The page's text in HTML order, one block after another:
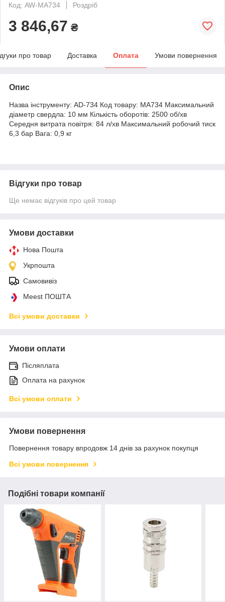
Код: AW-MA734
Роздріб
3 846,67 ₴
про товар Доставка Оплата Умови повернення
Опис
Назва інструменту: AD-734 Код товару: MA734 Максимальний
діаметр свердла: 10 мм Кількість оборотів: 2500 об/хв
Середня витрата повітря: 84 л/хв Максимальний робочий тиск
6,3 бар Вага: 0,9 кг
Відгуки про товар
Ще немає відгуків про цей товар
Умови доставки
Нова Пошта
Укрпошта
Самовивіз
Meest ПОШТА
Всі умови доставки
Умови оплати
Післяплата
Оплата на рахунок
Всі умови оплати
Умови повернення
Повернення товару впродовж 14 днів за рахунок покупця
Всі умови повернення
Подібні товари компанії